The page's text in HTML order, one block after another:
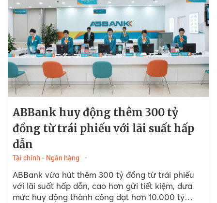
ABBank huy động thêm 300 tỷ
đồng từ trái phiếu với lãi suất hấp
dẫn
Tài chính - Ngân hàng
ABBank vừa hút thêm 300 tỷ đồng từ trái phiếu
với lãi suất hấp dẫn, cao hơn gửi tiết kiệm, đưa
mức huy động thành công đạt hơn 10.000 tỷ